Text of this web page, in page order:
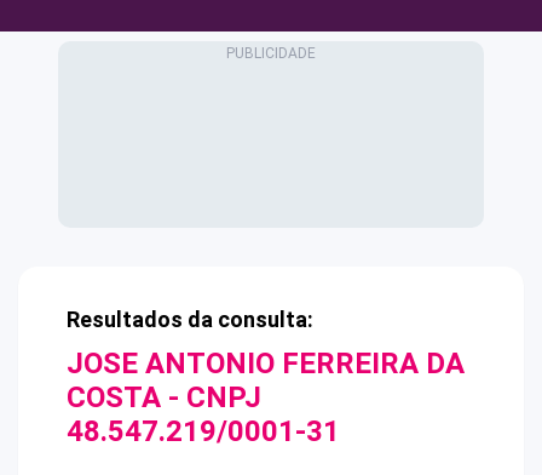
Resultados da consulta:
JOSE ANTONIO FERREIRA DA
COSTA - CNPJ
48.547.219/0001-31